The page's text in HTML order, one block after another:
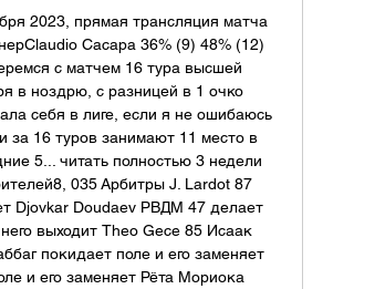
2023, прямая трансляция матча
Cacapa 36% (9) 48% (12)
с матчем 16 тура высшей
в ноздрю, с разницей в 1 очко
себя в лиге, если я не ошибаюсь
за 16 туров занимают 11 место в
5... читать полностью 3 недели
035 Арбитры J. Lardot 87
Djovkar Doudaev РВДМ 47 делает
выходит Theo Gece 85 Исаак
покидает поле и его заменяет
и его заменяет Рёта Мориока